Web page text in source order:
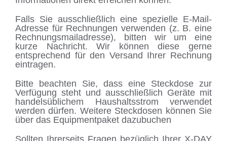
Falls Sie ausschließlich eine spezielle E-Mail-
Adresse für Rechnungen verwenden (z. B. eine
Rechnungsmailadresse), bitten wir um eine
kurze Nachricht. Wir können diese gerne
entsprechend für den Versand Ihrer Rechnung
eintragen.
Bitte beachten Sie, dass eine Steckdose zur
Verfügung steht und ausschließlich Geräte mit
handelsüblichem Haushaltsstrom verwendet
werden dürfen. Weitere Steckdosen können Sie
über das Equipmentpaket dazubuchen
Sollten Ihrerseits Fragen bezüglich Ihrer X-DAY